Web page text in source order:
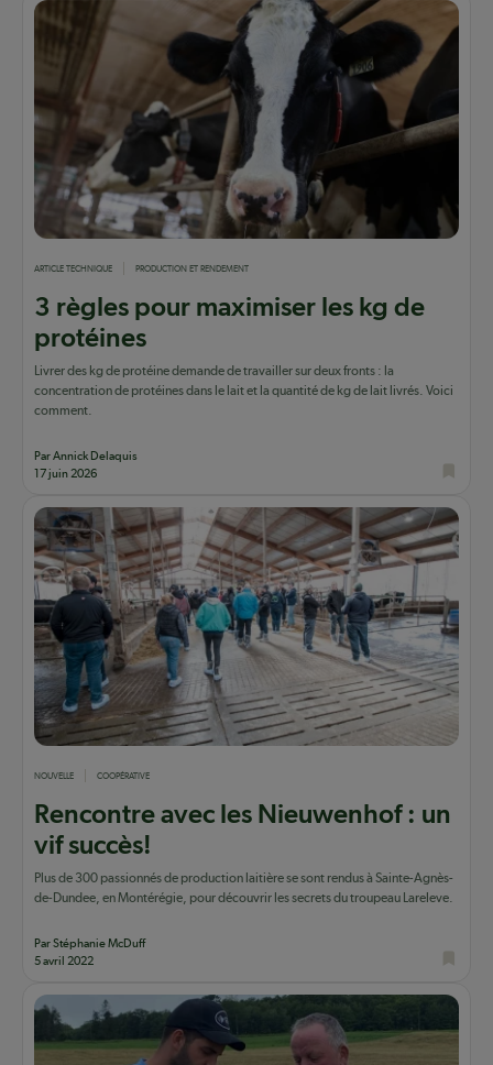
ARTICLE TECHNIQUE PRODUCTION ET RENDEMENT
3 règles pour maximiser les kg de
protéines
Livrer des kg de protéine demande de travailler sur deux fronts : la
concentration de protéines dans le lait et la quantité de kg de lait livrés. Voici
comment.
Par Annick Delaquis
17 juin 2026
NOUVELLE COOPÉRATIVE
Rencontre avec les Nieuwenhof : un
vif succès!
Plus de 300 passionnés de production laitière se sont rendus à Sainte-Agnès-
de-Dundee, en Montérégie, pour découvrir les secrets du troupeau Lareleve.
Par Stéphanie McDuff
5 avril 2022